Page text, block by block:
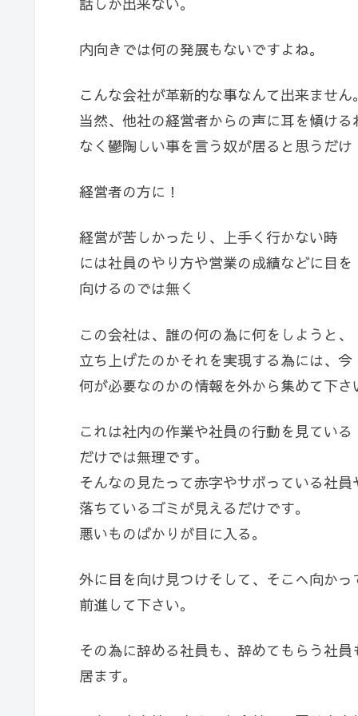
内向きでは何の発展もないですよね。
こんな会社が革新的な事なんて出来ません。
当然、他社の経営者からの声に耳を傾ける
なく鬱陶しい事を言う奴が居ると思うだけ
経営者の方に！
経営が苦しかったり、上手く行かない時
には社員のやり方や営業の成績などに目を
向けるのでは無く
この会社は、誰の何の為に何をしようと、
立ち上げたのかそれを実現する為には、今
何が必要なのかの情報を外から集めて下さ
これは社内の作業や社員の行動を見ている
だけでは無理です。
そんなの見たって赤字やサボっている社員
落ちているゴミが見えるだけです。
悪いものばかりが目に入る。
外に目を向け見つけそして、そこへ向かっ
前進して下さい。
その為に辞める社員も、辞めてもらう社員
居ます。